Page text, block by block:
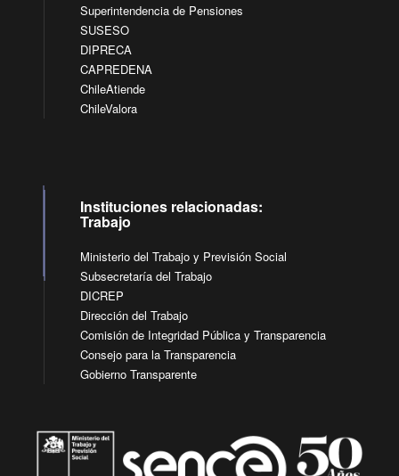
Superintendencia de Pensiones
SUSESO
DIPRECA
CAPREDENA
ChileAtiende
ChileValora
Instituciones relacionadas:
Trabajo
Ministerio del Trabajo y Previsión Social
Subsecretaría del Trabajo
DICREP
Dirección del Trabajo
Comisión de Integridad Pública y Transparencia
Consejo para la Transparencia
Gobierno Transparente